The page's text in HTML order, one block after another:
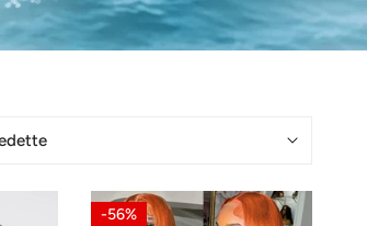
13x4
-56%